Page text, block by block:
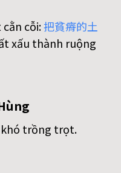
cỗi:把貧瘠的土
xấu thành ruộng
khó trồng trọt.